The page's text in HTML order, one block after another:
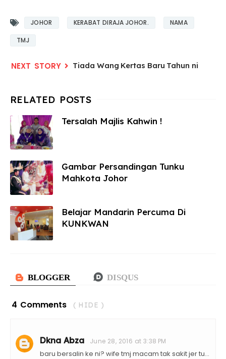
JOHOR KERABAT DIRAJA JOHOR. NAMA
TMJ
Tiada Wang Kertas Baru Tahun ni
Tersalah Majlis Kahwin !
Gambar Persandingan Tunku
Mahkota Johor
Belajar Mandarin Percuma Di
KUNKWAN
4 Comments ( HIDE )
Dkna Abza June 28, 2016 at 3:38 PM
baru bersalin ke ni? wife tmj macam tak sakit jer tu...